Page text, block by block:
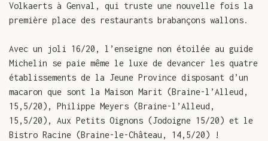
Volkaerts à Genval, qui truste une nouvelle fois la
première place des restaurants brabançons wallons.
Avec un joli 16/20, l’enseigne non étoilée au guide
Michelin se paie même le luxe de devancer les quatre
établissements de la Jeune Province disposant d’un
macaron que sont la Maison Marit (Braine-l’Alleud,
15,5/20), Philippe Meyers (Braine-l’Alleud,
15,5/20), Aux Petits Oignons (Jodoigne 15/20) et le
Bistro Racine (Braine-le-Château, 14,5/20) !